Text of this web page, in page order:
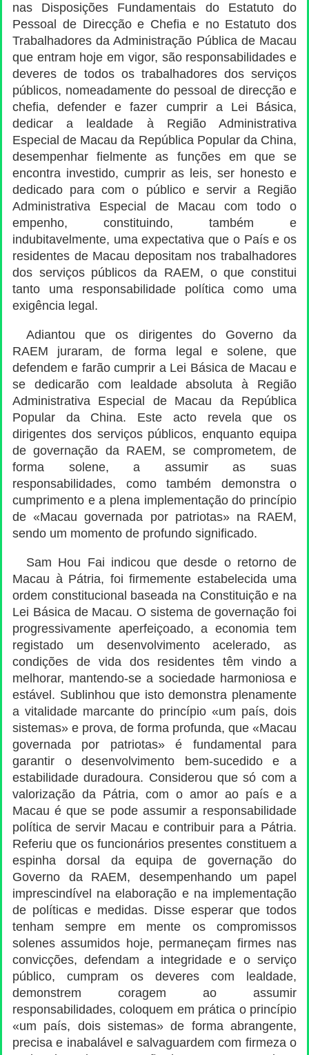
nas Disposições Fundamentais do Estatuto do
Pessoal de Direcção e Chefia e no Estatuto dos
Trabalhadores da Administração Pública de Macau
que entram hoje em vigor, são responsabilidades e
deveres de todos os trabalhadores dos serviços
públicos, nomeadamente do pessoal de direcção e
chefia, defender e fazer cumprir a Lei Básica,
dedicar a lealdade à Região Administrativa
Especial de Macau da República Popular da China,
desempenhar fielmente as funções em que se
encontra investido, cumprir as leis, ser honesto e
dedicado para com o público e servir a Região
Administrativa Especial de Macau com todo o
empenho, constituindo, também e
indubitavelmente, uma expectativa que o País e os
residentes de Macau depositam nos trabalhadores
dos serviços públicos da RAEM, o que constitui
tanto uma responsabilidade política como uma
exigência legal.
Adiantou que os dirigentes do Governo da
RAEM juraram, de forma legal e solene, que
defendem e farão cumprir a Lei Básica de Macau e
se dedicarão com lealdade absoluta à Região
Administrativa Especial de Macau da República
Popular da China. Este acto revela que os
dirigentes dos serviços públicos, enquanto equipa
de governação da RAEM, se comprometem, de
forma solene, a assumir as suas
responsabilidades, como também demonstra o
cumprimento e a plena implementação do princípio
de «Macau governada por patriotas» na RAEM,
sendo um momento de profundo significado.
Sam Hou Fai indicou que desde o retorno de
Macau à Pátria, foi firmemente estabelecida uma
ordem constitucional baseada na Constituição e na
Lei Básica de Macau. O sistema de governação foi
progressivamente aperfeiçoado, a economia tem
registado um desenvolvimento acelerado, as
condições de vida dos residentes têm vindo a
melhorar, mantendo-se a sociedade harmoniosa e
estável. Sublinhou que isto demonstra plenamente
a vitalidade marcante do princípio «um país, dois
sistemas» e prova, de forma profunda, que «Macau
governada por patriotas» é fundamental para
garantir o desenvolvimento bem-sucedido e a
estabilidade duradoura. Considerou que só com a
valorização da Pátria, com o amor ao país e a
Macau é que se pode assumir a responsabilidade
política de servir Macau e contribuir para a Pátria.
Referiu que os funcionários presentes constituem a
espinha dorsal da equipa de governação do
Governo da RAEM, desempenhando um papel
imprescindível na elaboração e na implementação
de políticas e medidas. Disse esperar que todos
tenham sempre em mente os compromissos
solenes assumidos hoje, permaneçam firmes nas
convicções, defendam a integridade e o serviço
público, cumpram os deveres com lealdade,
demonstrem coragem ao assumir
responsabilidades, coloquem em prática o princípio
«um país, dois sistemas» de forma abrangente,
precisa e inabalável e salvaguardem com firmeza o